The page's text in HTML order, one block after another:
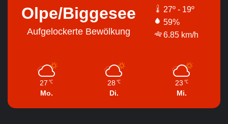
Olpe/Biggesee
Aufgelockerte Bewölkung
27º - 19º
59%
6.85 km/h
27 ℃
Mo.
28 ℃
Di.
23 ℃
Mi.